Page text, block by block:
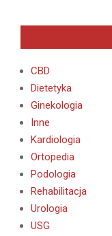
CBD
Dietetyka
Ginekologia
Inne
Kardiologia
Ortopedia
Podologia
Rehabilitacja
Urologia
USG